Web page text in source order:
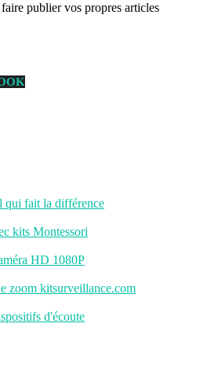
publier vos propres articles
qui fait la différence
kits Montessori
HD 1080P
zoom kitsurveillance.com
d'écoute